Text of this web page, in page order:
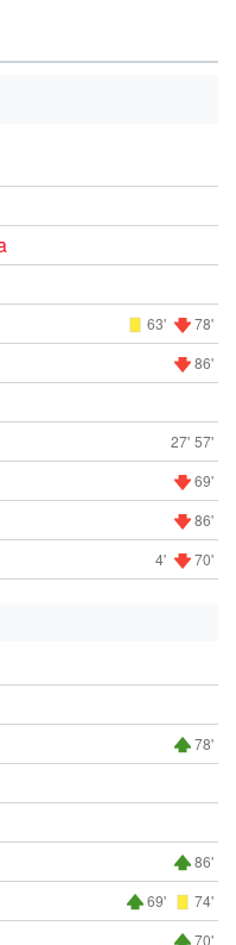
63' 78'
86'
27' 57'
69'
86'
4' 70'
78'
86'
69' 74'
70'